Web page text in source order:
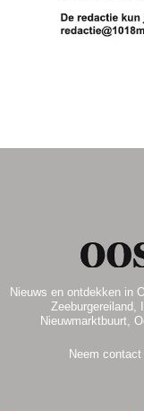
Nieuws en ontdekken in
Zeeburgereiland,
Nieuwmarktbuurt,
Neem